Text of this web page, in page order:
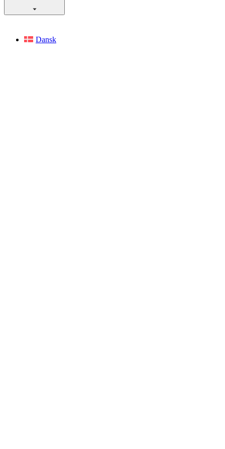
Dansk